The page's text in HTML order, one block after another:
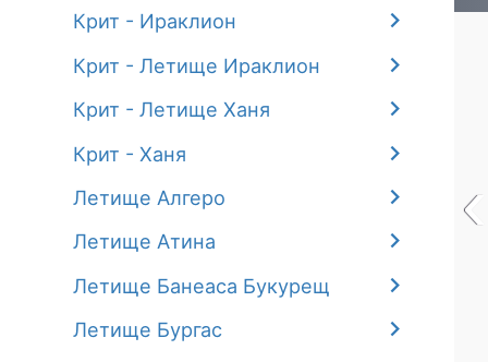
Крит - Ираклион
Крит - Летище Ираклион
Крит - Летище Ханя
Крит - Ханя
Летище Алгеро
Летище Атина
Летище Банеаса Букурещ
Летище Бургас
‹